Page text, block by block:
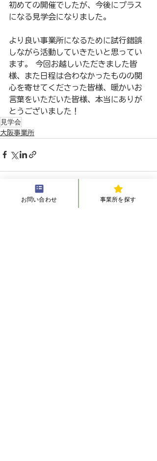
初めての開催でしたが、今後にプラス
になる見学会になりました。
より良い事業所になるために試行錯誤
しながら活動していきたいと思ってい
ます。 今回お越しいただきました皆
様、また日程は合わなかったものの関
心を寄せてくださった皆様、暖かいお
言葉をいただいた皆様、本当にありが
とうございました！
見学会
大阪事業所
お問い合わせ 事業所を探す